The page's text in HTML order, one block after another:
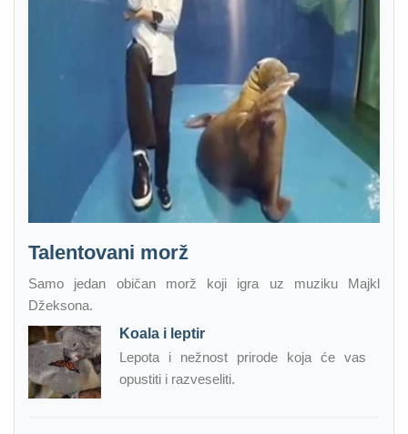
Talentovani morž
Samo jedan običan morž koji igra uz muziku Majkl
Džeksona.
Koala i leptir
Lepota i nežnost prirode koja će vas
opustiti i razveseliti.